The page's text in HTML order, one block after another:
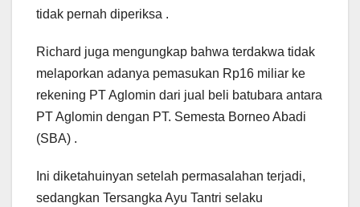
tidak pernah diperiksa .
Richard juga mengungkap bahwa terdakwa tidak
melaporkan adanya pemasukan Rp16 miliar ke
rekening PT Aglomin dari jual beli batubara antara
PT Aglomin dengan PT. Semesta Borneo Abadi
(SBA) .
Ini diketahuinyan setelah permasalahan terjadi,
sedangkan Tersangka Ayu Tantri selaku